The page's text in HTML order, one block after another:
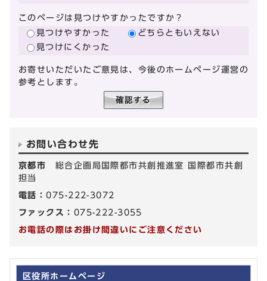
このページは見つけやすかったですか？
見つけやすかった
どちらともいえない
見つけにくかった
お寄せいただいたご意見は、今後のホームページ運営の
参考とします。
お問い合わせ先
京都市 総合企画局国際都市共創推進室 国際都市共創
担当
電話：075-222-3072
ファックス： 075-222-3055
お電話の際はお掛け間違いにご注意ください
区役所ホームページ